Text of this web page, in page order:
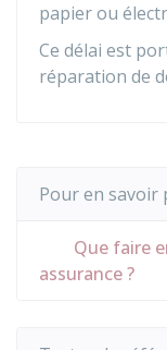
papier ou
Ce délai est
réparation de
Pour en savoir
Que faire
assurance ?